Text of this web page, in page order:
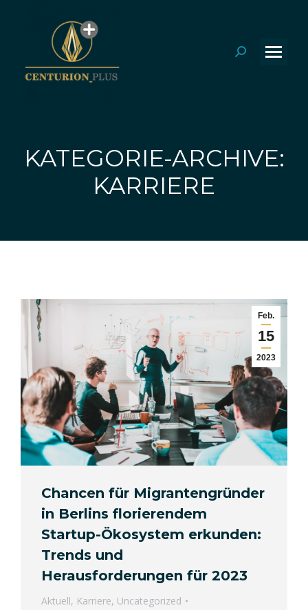
Search:
KATEGORIE-ARCHIVE:
KARRIERE
Feb.
15
2023
Chancen für Migrantengründer
in Berlins florierendem
Startup-Ökosystem erkunden:
Trends und
Herausforderungen für 2023
Aktuell, Karriere, Uncategorized